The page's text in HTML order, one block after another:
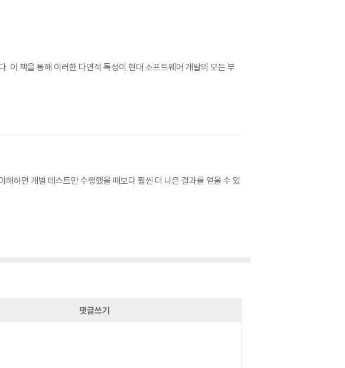
이 책을 통해 이러한 다면적 특성이 현대 소프트웨어 개발의 모든 부
하면 개별 테스트만 수행했을 때보다 훨씬 더 나은 결과를 얻을 수 있
댓글쓰기